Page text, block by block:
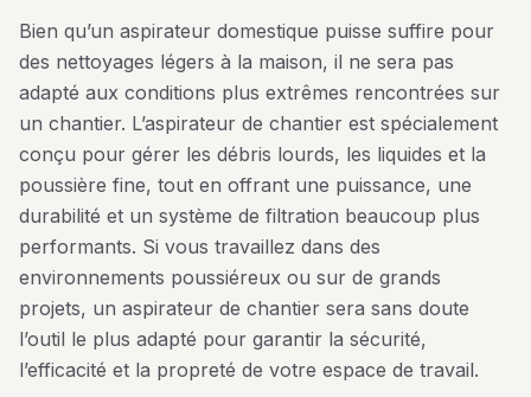
Bien qu’un aspirateur domestique puisse suffire pour
des nettoyages légers à la maison, il ne sera pas
adapté aux conditions plus extrêmes rencontrées sur
un chantier. L’aspirateur de chantier est spécialement
conçu pour gérer les débris lourds, les liquides et la
poussière fine, tout en offrant une puissance, une
durabilité et un système de filtration beaucoup plus
performants. Si vous travaillez dans des
environnements poussiéreux ou sur de grands
projets, un aspirateur de chantier sera sans doute
l’outil le plus adapté pour garantir la sécurité,
l’efficacité et la propreté de votre espace de travail.